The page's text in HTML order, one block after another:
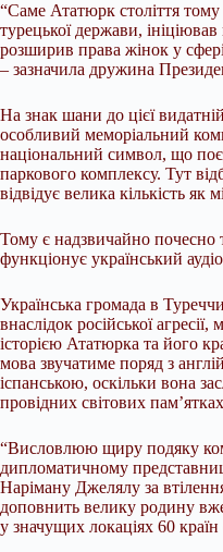
“Саме Ататюрк століття
турецької держави, ініціював
розширив права жінок у сфері
– зазначила дружина
На знак шани до цієї
особливий меморіальний
національний символ, що
паркового комплексу. Тут
відвідує велика кількість як
Тому є надзвичайно почесно
функціонує український
Українська громада в
внаслідок російської
історією Ататюрка та його
мова звучатиме поряд з
іспанською, оскільки вона
провідних світових
“Висловлюю щиру подяку
дипломатичному
Наріману Джелялу за
доповнить велику родину
у значущих локаціях 60